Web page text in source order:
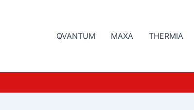
QVANTUM MAXA THERMIA